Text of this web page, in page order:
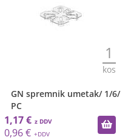
1
kos
GN spremnik umetak/ 1/6/
PC
1,17 €
0,96 €